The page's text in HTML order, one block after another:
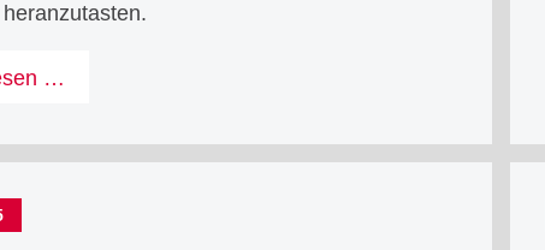
…
Muskelkater!